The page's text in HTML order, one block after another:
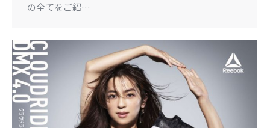
の全てをご紹…